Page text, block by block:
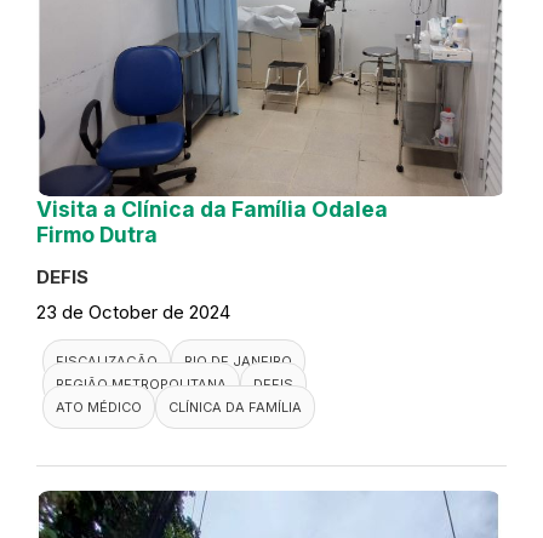
Visita a Clínica da Família Odalea
Firmo Dutra
DEFIS
23 de October de 2024
FISCALIZAÇÃO
RIO DE JANEIRO
REGIÃO METROPOLITANA
DEFIS
ATO MÉDICO
CLÍNICA DA FAMÍLIA